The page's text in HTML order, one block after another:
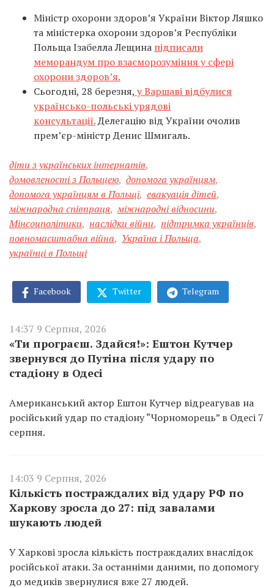
Міністр охорони здоров’я України Віктор Ляшко
та міністерка охорони здоров’я Республіки
Польща Ізабелла Лещина підписали
меморандум про взаєморозуміння у сфері
охорони здоров’я.
Сьогодні, 28 березня, у Варшаві відбулися
українсько-польські урядові
консультації.Делегацію від України очолив
прем’єр-міністр Денис Шмигаль.
діти з українських інтернатів,
домовленості з Польщею, допомога українцям,
допомога українцям в Польщі, евакуація дітей,
міжнародна співпраця, міжнародні відносини,
Мінсоцполітики, наслідки війни, підтримка українців,
повномасштабна війна, Україна і Польща,
українці в Польщі
Facebook Twitter Telegram
14:37 9 Серпня, 2026
«Ти програєш. Здайся!»: Ештон Кутчер
звернувся до Путіна після удару по
стадіону в Одесі
Американський актор Ештон Кутчер відреагував на
російський удар по стадіону “Чорноморець” в Одесі 7
серпня.
14:03 9 Серпня, 2026
Кількість постраждалих від удару РФ по
Харкову зросла до 27: під завалами
шукають людей
У Харкові зросла кількість постраждалих внаслідок
російської атаки. За останніми даними, по допомогу
до медиків звернулися вже 27 людей.